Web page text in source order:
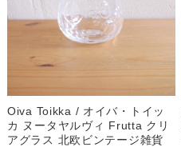
Oiva Toikka / オイバ・トイッ
カ ヌータヤルヴィ Frutta クリ
アグラス 北欧ビンテージ雑貨